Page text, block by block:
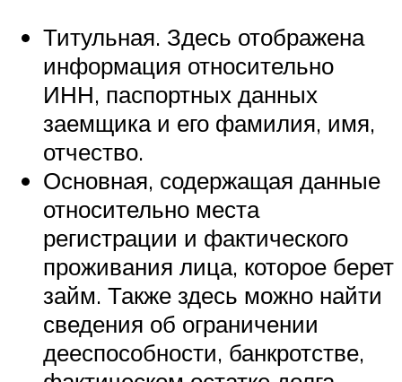
Титульная. Здесь отображена
информация относительно
ИНН, паспортных данных
заемщика и его фамилия, имя,
отчество.
Основная, содержащая данные
относительно места
регистрации и фактического
проживания лица, которое берет
займ. Также здесь можно найти
сведения об ограничении
дееспособности, банкротстве,